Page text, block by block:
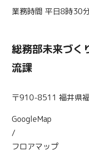
業務時間 平日8時30
総務部未来づく
流課
〒910-8511 福井県
GoogleMap
/
フロアマップ